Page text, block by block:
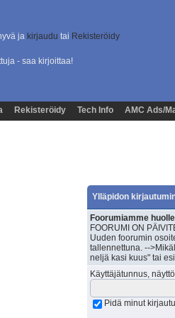
ja kirjaudu tai Rekisteröidy
- saa kirjoittaa!
Rekisteröidy Tech Info AMC Ads/
Ylläpidon
Foorumiamme
FOORUMI ON
Uuden foorumin
tallennettuna. --
neljä kasi kuus" tai
Käyttäjätunnus,
Pidä minut